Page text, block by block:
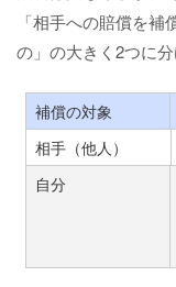
「相手への賠償を
の」の大きく2つに分
補償の対象
相手（他人）
自分